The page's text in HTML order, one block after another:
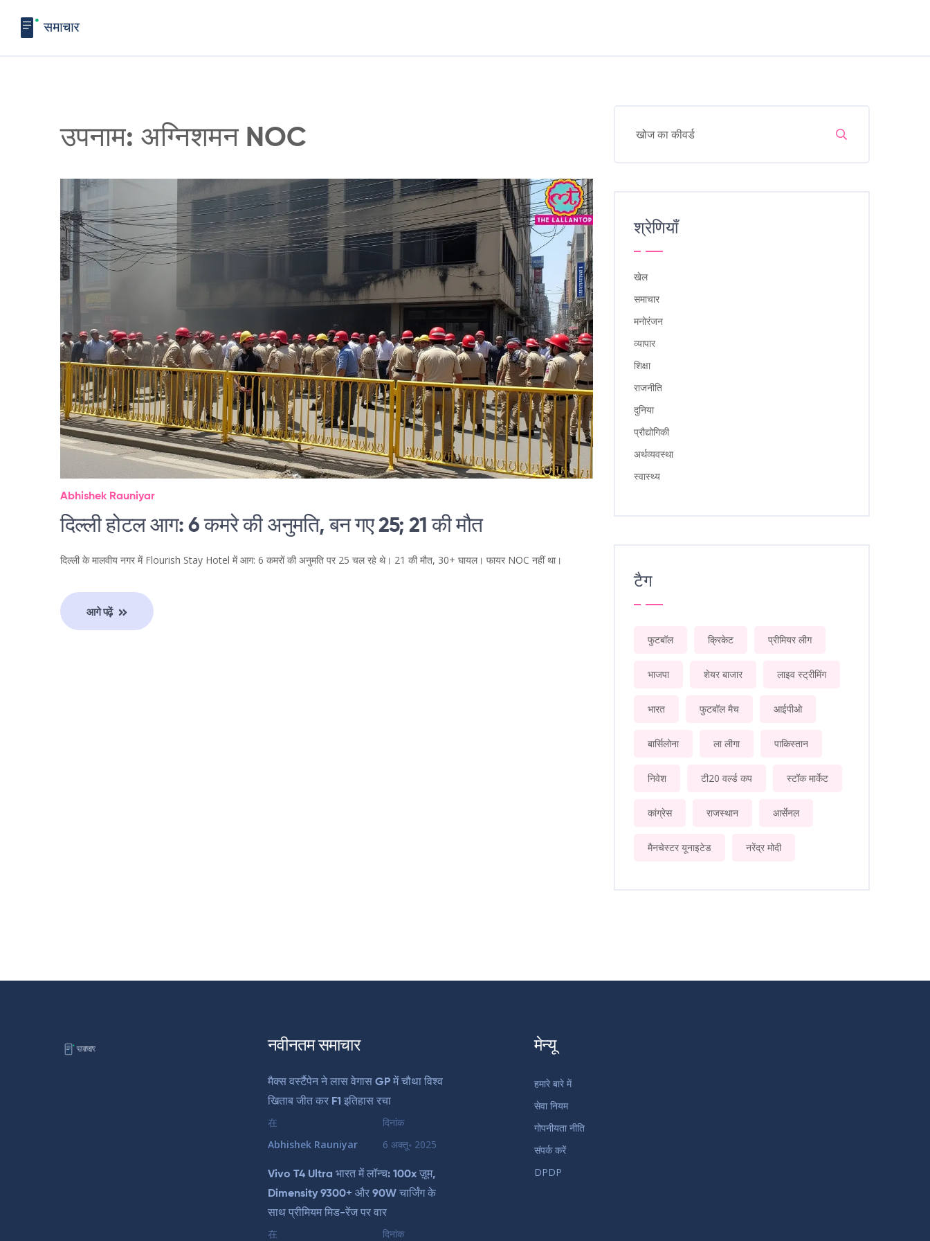
उपनाम: अग्निशमन NOC
Abhishek Rauniyar
दिल्ली होटल आग: 6 कमरे की अनुमति, बन गए 25; 21 की मौत
दिल्ली के मालवीय नगर में Flourish Stay Hotel में आग: 6 कमरों की अनुमति पर 25 चल रहे थे। 21 की मौत, 30+ घायल। फायर NOC नहीं था।
आगे पढ़ें
श्रेणियाँ
खेल
समाचार
मनोरंजन
व्यापार
शिक्षा
राजनीति
दुनिया
प्रौद्योगिकी
अर्थव्यवस्था
स्वास्थ्य
टैग
फुटबॉल क्रिकेट प्रीमियर लीग
भाजपा शेयर बाजार लाइव स्ट्रीमिंग
भारत फुटबॉल मैच आईपीओ
बार्सिलोना ला लीगा पाकिस्तान
निवेश टी20 वर्ल्ड कप स्टॉक मार्केट
कांग्रेस राजस्थान आर्सेनल
मैनचेस्टर यूनाइटेड नरेंद्र मोदी
नवीनतम समाचार
मैक्स वर्स्टैपेन ने लास वेगास GP में चौथा विश्व
खिताब जीत कर F1 इतिहास रचा
在
Abhishek Rauniyar
दिनांक
6 अक्तू॰ 2025
Vivo T4 Ultra भारत में लॉन्च: 100x ज़ूम,
Dimensity 9300+ और 90W चार्जिंग के
साथ प्रीमियम मिड-रेंज पर वार
在 दिनांक
मेन्यू
हमारे बारे में
सेवा नियम
गोपनीयता नीति
संपर्क करें
DPDP